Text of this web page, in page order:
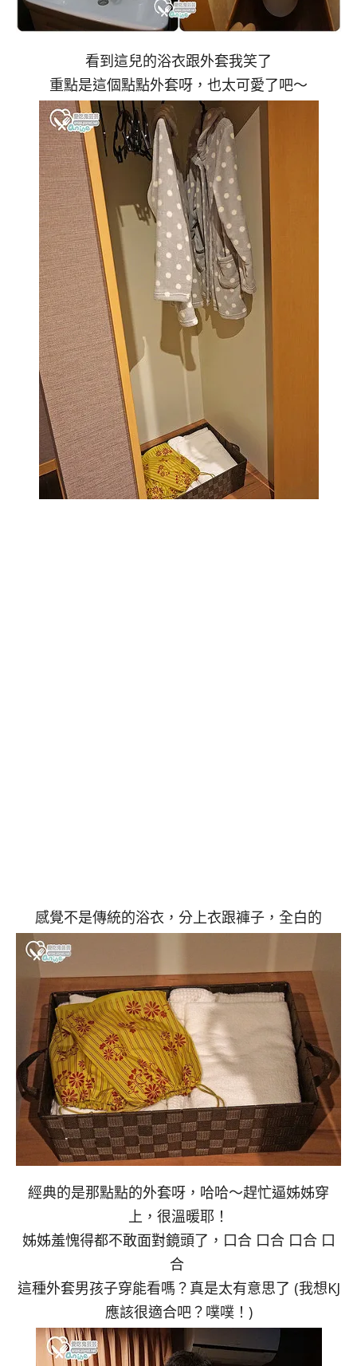
看到這兒的浴衣跟外套我笑了
重點是這個點點外套呀，也太可愛了吧～
感覺不是傳統的浴衣，分上衣跟褲子，全白的
經典的是那點點的外套呀，哈哈～趕忙逼姊姊穿
上，很溫暖耶！
姊姊羞愧得都不敢面對鏡頭了，口合 口合 口合 口
合
這種外套男孩子穿能看嗎？真是太有意思了 (我想KJ
應該很適合吧？噗噗！)